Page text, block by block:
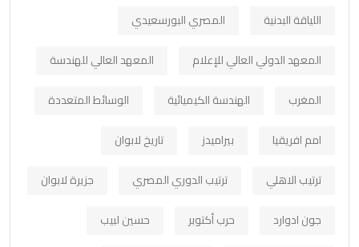
اللياقة البدنية
المصري البورسعيدي
المعهد الدولي العالي للإعلام
المعهد العالي للهندسة
المغرب
الهندسة الكيميائية
الوسائط المتعددة
امم افريقيا
بيراميدز
تاريخ لابوان
ترتيب الاهلي
ترتيب الدوري المصري
جزيرة لابوان
جون ادوارد
حرب أكتوبر
حسين لبيب